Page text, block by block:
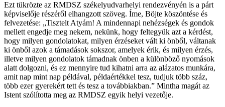
Ezt tükrözte az RMDSZ székelyudvarhelyi rendezvényén is a párt
képviselője részéről elhangzott szöveg. Íme, Böjte köszöntése és
felvezetése: „Tisztelt Atyám! A mindennapi nehézségek és gondok
mellett engedje meg nekem, nekünk, hogy feltegyük azt a kérdést,
hogy milyen gondolatokat, milyen érzéseket vált ki önből, váltanak
ki önből azok a támadások sokszor, amelyek érik, és milyen érzés,
illetve milyen gondolatok támadnak önben a különböző nyomások
alatt dolgozni, és ez mennyire tud kihatni arra az alázatos munkára,
amit nap mint nap példával, példaértékkel tesz, tudjuk több száz,
több ezer gyerekért tett és tesz a továbbiakban.” Mintha magát az
Istent szólította meg az RMDSZ egyik helyi vezetője.